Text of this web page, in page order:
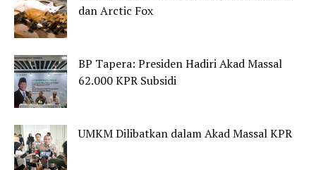
dan Arctic Fox
BP Tapera: Presiden Hadiri Akad Massal
62.000 KPR Subsidi
UMKM Dilibatkan dalam Akad Massal KPR